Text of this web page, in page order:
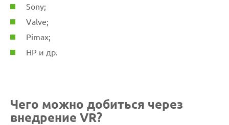
Sony;
Valve;
Pimax;
HP и др.
Чего можно добиться через
внедрение VR?